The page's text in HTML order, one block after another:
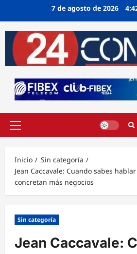
7 de agosto de 2026
Menú
Inicio
Sin categoría
Jean Caccavale: Cuando sabes
concretan más negocios
Sin categoría
Jean Caccavale: